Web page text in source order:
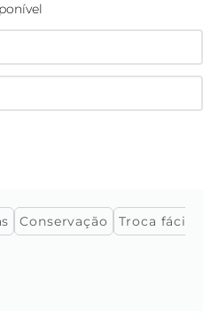
Conservação Troca fácil